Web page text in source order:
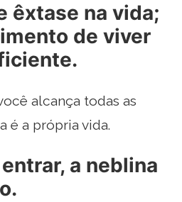
êxtase na vida;
de viver
alcança todas as
é a própria vida.
a neblina